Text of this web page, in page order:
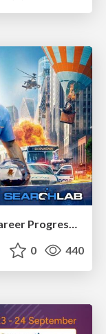
The Mindset for Success: Future Career Progression
0 440